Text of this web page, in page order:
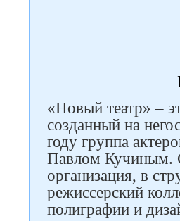
«Новый театр» –
созданный на
году группа
Павлом Кучиным.
организация, в
режиссерский
полиграфии и
Следите за нами